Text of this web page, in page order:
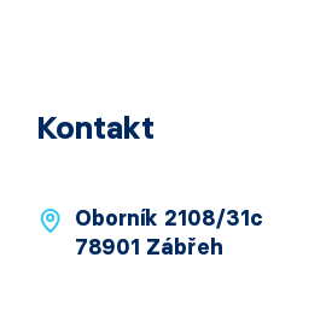
Kontakt
Oborník 2108/31c
78901 Zábřeh